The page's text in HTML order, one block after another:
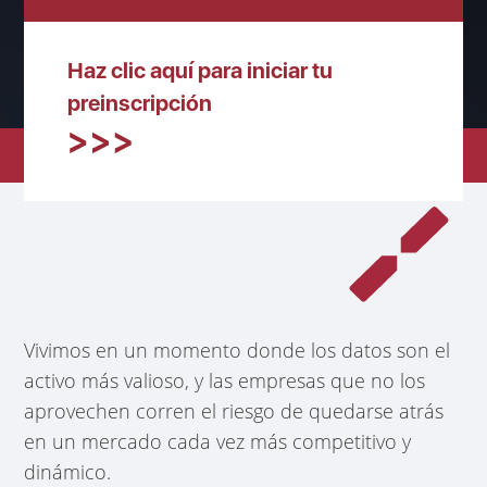
Haz clic aquí para iniciar tu
preinscripción
Vivimos en un momento donde los datos son el
activo más valioso, y las empresas que no los
aprovechen corren el riesgo de quedarse atrás
en un mercado cada vez más competitivo y
dinámico.